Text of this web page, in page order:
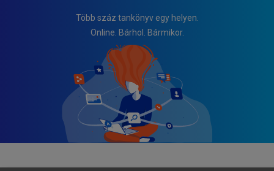
Több száz tankönyv egy helyen.
Online. Bárhol. Bármikor.